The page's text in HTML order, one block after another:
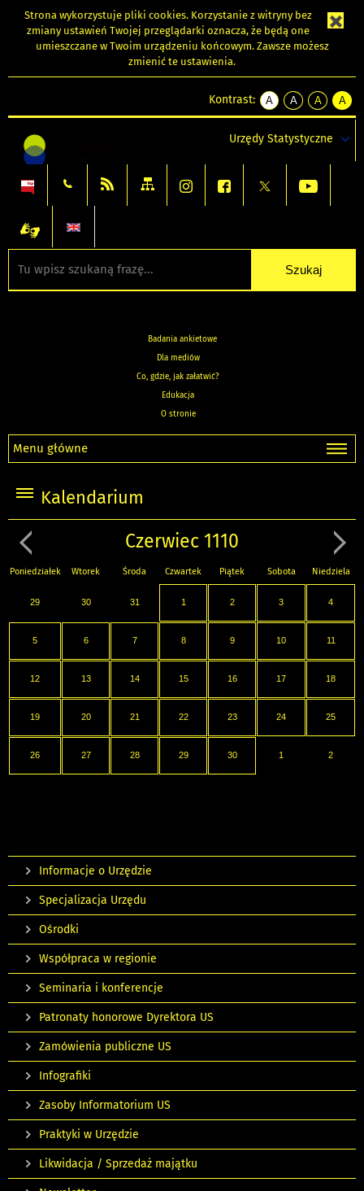
Strona wykorzystuje pliki cookies. Korzystanie z witryny bez
zmiany ustawień Twojej przeglądarki oznacza, że będą one
umieszczane w Twoim urządzeniu końcowym. Zawsze możesz
zmienić te ustawienia.
Kontrast:
A
kontrast
A
kontrast
tekst
czarnym
A
kontrast
tekst
czarnym
A
tekst
żółtym
Urzędy Statystyczne
Badania ankietowe
Dla mediów
Co, gdzie, jak załatwić?
Edukacja
O stronie
Menu główne
Kalendarium
Czerwiec 1110
Poniedziałek Wtorek Środa Czwartek Piątek Sobota Niedziela
29 30 31 1 2 3 4
5 6 7 8 9 10 11
12 13 14 15 16 17 18
19 20 21 22 23 24 25
26 27 28 29 30 1 2
Informacje o Urzędzie
Specjalizacja Urzędu
Ośrodki
Współpraca w regionie
Seminaria i konferencje
Patronaty honorowe Dyrektora US
Zamówienia publiczne US
Infografiki
Zasoby Informatorium US
Praktyki w Urzędzie
Likwidacja / Sprzedaż majątku